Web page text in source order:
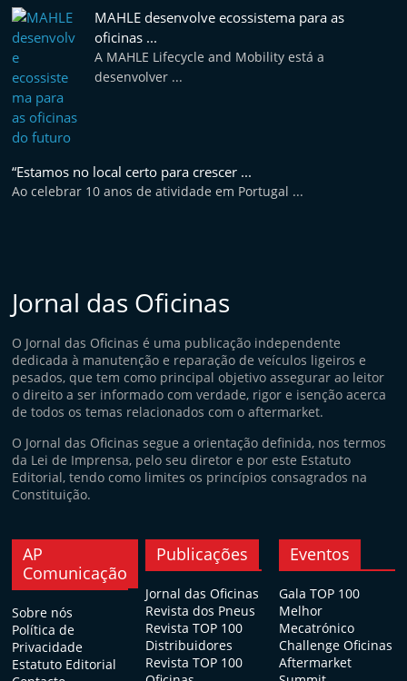
MAHLE desenvolve ecossistema para as
oficinas ...
A MAHLE Lifecycle and Mobility está a
desenvolver ...
“Estamos no local certo para crescer ...
Ao celebrar 10 anos de atividade em Portugal ...
Jornal das Oficinas
O Jornal das Oficinas é uma publicação independente
dedicada à manutenção e reparação de veículos ligeiros e
pesados, que tem como principal objetivo assegurar ao leitor
o direito a ser informado com verdade, rigor e isenção acerca
de todos os temas relacionados com o aftermarket.
O Jornal das Oficinas segue a orientação definida, nos termos
da Lei de Imprensa, pelo seu diretor e por este Estatuto
Editorial, tendo como limites os princípios consagrados na
Constituição.
AP
Comunicação
Sobre nós
Política de
Privacidade
Estatuto Editorial
Publicações
Jornal das Oficinas
Revista dos Pneus
Revista TOP 100
Distribuidores
Revista TOP 100
Eventos
Gala TOP 100
Melhor
Mecatrónico
Challenge Oficinas
Aftermarket